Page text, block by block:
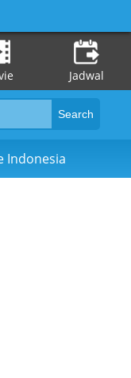
Jadwal
Indonesia